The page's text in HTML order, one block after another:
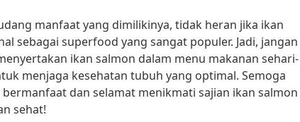
manfaat yang dimilikinya, tidak heran jika ikan
sebagai superfood yang sangat populer. Jadi, jangan
ikan salmon dalam menu makanan sehari-
menjaga kesehatan tubuh yang optimal. Semoga
dan selamat menikmati sajian ikan salmon
sehat!